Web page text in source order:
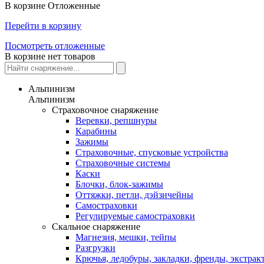
В корзине Отложенные
Перейти в корзину
Посмотреть отложенные
В корзине нет товаров
Альпинизм
Альпинизм
Страховочное снаряжение
Веревки, репшнуры
Карабины
Зажимы
Страховочные, спусковые устройства
Страховочные системы
Каски
Блочки, блок-зажимы
Оттяжки, петли, дэйзичейны
Самостраховки
Регулируемые самостраховки
Скальное снаряжение
Магнезия, мешки, тейпы
Разгрузки
Крючья, ледобуры, закладки, френды,